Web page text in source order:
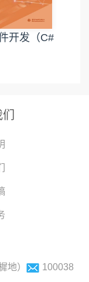
开发（C#
地） 100038